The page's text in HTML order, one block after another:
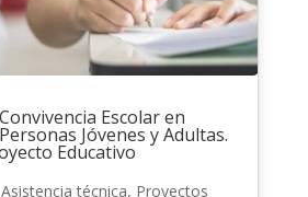
Escolar en
Jóvenes y Adultas.
Educativo
Asistencia técnica, Proyectos